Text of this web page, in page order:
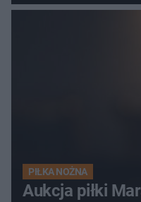
PIŁKA NOŻNA
Aukcja piłki